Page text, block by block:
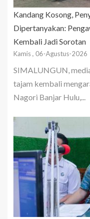
Kandang Kosong,
Dipertanyakan:
Kembali Jadi Sorotan
Kamis , 06-Agustus-2026
SIMALUNGUN,
tajam kembali
Nagori Banjar Hulu,...